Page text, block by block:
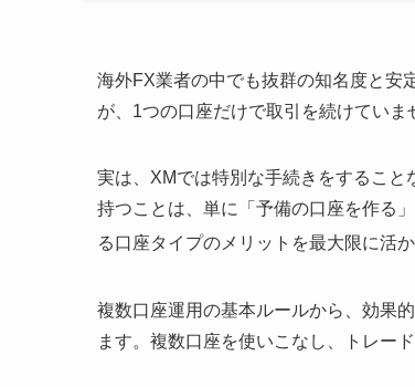
海外FX業者の中でも抜群の知名度と安
が、1つの口座だけで取引を続けていま
実は、XMでは特別な手続きをするこ
持つことは、単に「予備の口座を作る
る口座タイプのメリットを最大限に活
複数口座運用の基本ルールから、効果
ます。複数口座を使いこなし、トレー